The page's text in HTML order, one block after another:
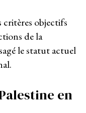
critères objectifs
de la
le statut actuel
en